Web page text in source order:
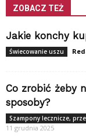
ZOBACZ TEŻ
Jakie konchy
Świecowanie uszu
Co zrobić żeby
sposoby?
Szampony lecznicze,
11 grudnia 2025